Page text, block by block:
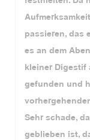
passieren, das
es an dem
kleiner Digestif
gefunden und
Sehr schade,
geblieben ist,